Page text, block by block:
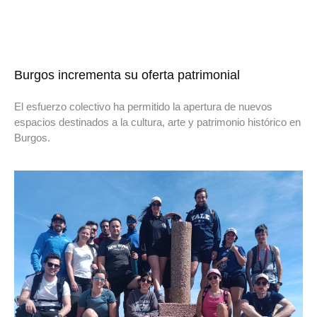
Burgos incrementa su oferta patrimonial
El esfuerzo colectivo ha permitido la apertura de nuevos
espacios destinados a la cultura, arte y patrimonio histórico en
Burgos.